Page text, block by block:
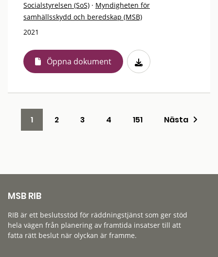
Socialstyrelsen (SoS) · Myndigheten för
samhällsskydd och beredskap (MSB)
2021
Öppna dokument
1 2 3 4 151 Nästa
MSB RIB
RIB är ett beslutsstöd för räddningstjänst som ger stöd
hela vägen från planering av framtida insatser till att
fatta rätt beslut när olyckan är framme.